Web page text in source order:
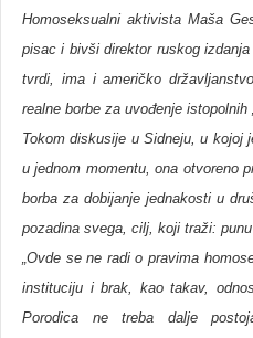
Homoseksualni aktivista Maša
pisac i bivši direktor ruskog
tvrdi, ima i američko
realne borbe za uvođenje istopolnih
Tokom diskusije u Sidneju, u kojoj
u jednom momentu, ona otvoreno
borba za dobijanje jednakosti u
pozadina svega, cilj, koji traži:
„Ovde se ne radi o pravima
instituciju i brak, kao takav,
Porodica ne treba dalje